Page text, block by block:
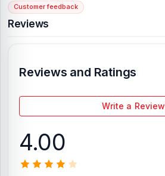
[/vc_column][/vc_row]
Customer feedback
Reviews
Reviews and Ratings
Write a Review
4.00